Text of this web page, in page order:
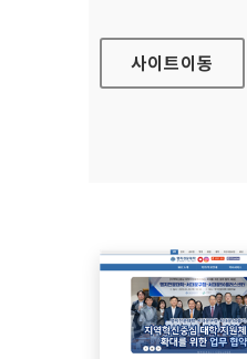
사이트이동